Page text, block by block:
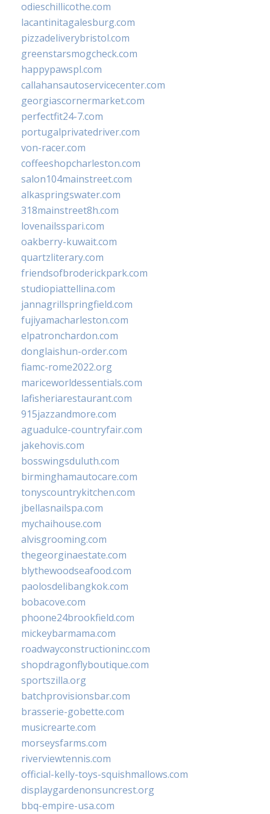
odieschillicothe.com
lacantinitagalesburg.com
pizzadeliverybristol.com
greenstarsmogcheck.com
happypawspl.com
callahansautoservicecenter.com
georgiascornermarket.com
perfectfit24-7.com
portugalprivatedriver.com
von-racer.com
coffeeshopcharleston.com
salon104mainstreet.com
alkaspringswater.com
318mainstreet8h.com
lovenailsspari.com
oakberry-kuwait.com
quartzliterary.com
friendsofbroderickpark.com
studiopiattellina.com
jannagrillspringfield.com
fujiyamacharleston.com
elpatronchardon.com
donglaishun-order.com
fiamc-rome2022.org
mariceworldessentials.com
lafisheriarestaurant.com
915jazzandmore.com
aguadulce-countryfair.com
jakehovis.com
bosswingsduluth.com
birminghamautocare.com
tonyscountrykitchen.com
jbellasnailspa.com
mychaihouse.com
alvisgrooming.com
thegeorginaestate.com
blythewoodseafood.com
paolosdelibangkok.com
bobacove.com
phoone24brookfield.com
mickeybarmama.com
roadwayconstructioninc.com
shopdragonflyboutique.com
sportszilla.org
batchprovisionsbar.com
brasserie-gobette.com
musicrearte.com
morseysfarms.com
riverviewtennis.com
official-kelly-toys-squishmallows.com
displaygardenonsuncrest.org
bbq-empire-usa.com